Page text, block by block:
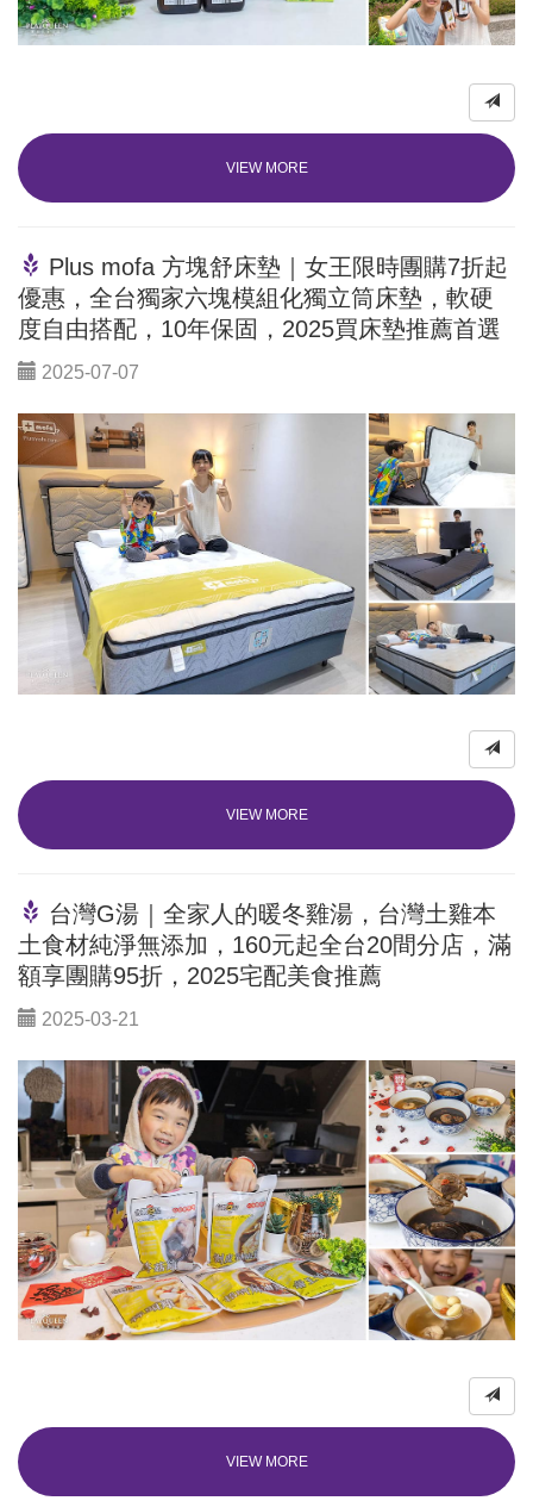
VIEW MORE
Plus mofa 方塊舒床墊｜女王限時團購7折起
優惠，全台獨家六塊模組化獨立筒床墊，軟硬
度自由搭配，10年保固，2025買床墊推薦首選
2025-07-07
VIEW MORE
台灣G湯｜全家人的暖冬雞湯，台灣土雞本
土食材純淨無添加，160元起全台20間分店，滿
額享團購95折，2025宅配美食推薦
2025-03-21
VIEW MORE